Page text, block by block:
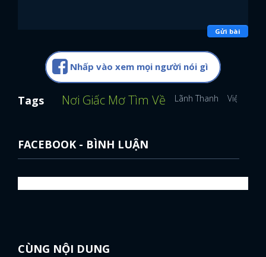
Gửi bài
Nhấp vào xem mọi người nói gì
Tags Nơi Giấc Mơ Tìm Về Lãnh Thanh Việt Hoa
FACEBOOK - BÌNH LUẬN
CÙNG NỘI DUNG